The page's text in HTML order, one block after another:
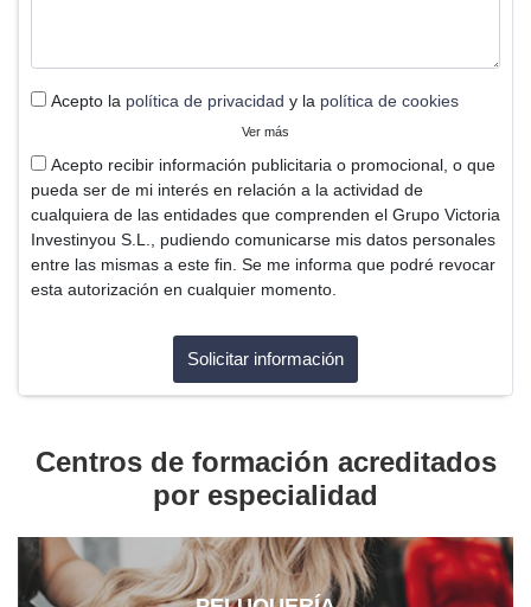
Acepto la política de privacidad y la política de cookies
Ver más
Acepto recibir información publicitaria o promocional, o que
pueda ser de mi interés en relación a la actividad de
cualquiera de las entidades que comprenden el Grupo Victoria
Investinyou S.L., pudiendo comunicarse mis datos personales
entre las mismas a este fin. Se me informa que podré revocar
esta autorización en cualquier momento.
Centros de formación acreditados
por especialidad